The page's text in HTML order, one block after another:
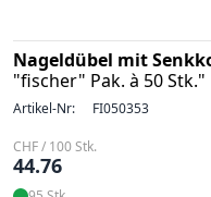
Nageldübel mit
"fischer" Pak. à 50 Stk."
Artikel-Nr: FI050353
CHF / 100 Stk.
44.76